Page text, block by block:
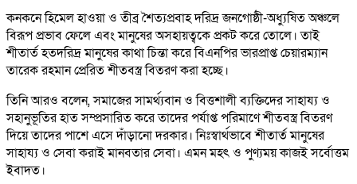
কনকনে হিমেল হাওয়া ও তীব্র শৈত্যপ্রবাহ দরিদ্র জনগোষ্ঠী-অধ্যুষিত অঞ্চলে
বিরূপ প্রভাব ফেলে এবং মানুষের অসহায়ত্বকে প্রকট করে তোলে। তাই
শীতার্ত হতদরিদ্র মানুষের কাথা চিন্তা করে বিএনপির ভারপ্রাপ্ত চেয়ারম্যান
তারেক রহমান প্রেরিত শীতবস্ত্র বিতরণ করা হচ্ছে।
তিনি আরও বলেন, সমাজের সামর্থ্যবান ও বিত্তশালী ব্যক্তিদের সাহায্য ও
সহানুভূতির হাত সম্প্রসারিত করে তাদের পর্যাপ্ত পরিমাণে শীতবস্ত্র বিতরণ
দিয়ে তাদের পাশে এসে দাঁড়ানো দরকার। নিঃস্বার্থভাবে শীতার্ত মানুষের
সাহায্য ও সেবা করাই মানবতার সেবা। এমন মহৎ ও পুণ্যময় কাজই সর্বোত্তম
ইবাদত।